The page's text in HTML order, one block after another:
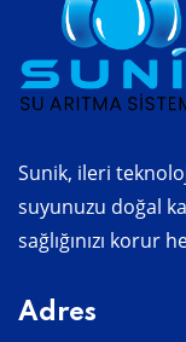
Sunik, ileri
suyunuzu doğal
sağlığınızı korur
Adres